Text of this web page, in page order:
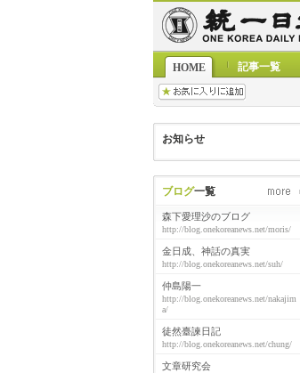
HOME 記事一覧
お知らせ
ブログ一覧
森下愛理沙のブログ
http://blog.onekoreanews.net/moris/
金日成、神話の真実
http://blog.onekoreanews.net/suh/
仲島陽一
http://blog.onekoreanews.net/nakajim
a/
徒然臺諫日記
http://blog.onekoreanews.net/chung/
文章研究会